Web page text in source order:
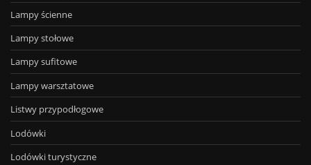
Lampy ścienne
Lampy stołowe
Lampy sufitowe
Lampy warsztatowe
Listwy przypodłogowe
Lodówki
Lodówki turystyczne